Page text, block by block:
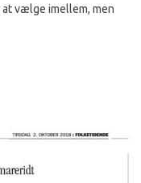
vælge imellem, men